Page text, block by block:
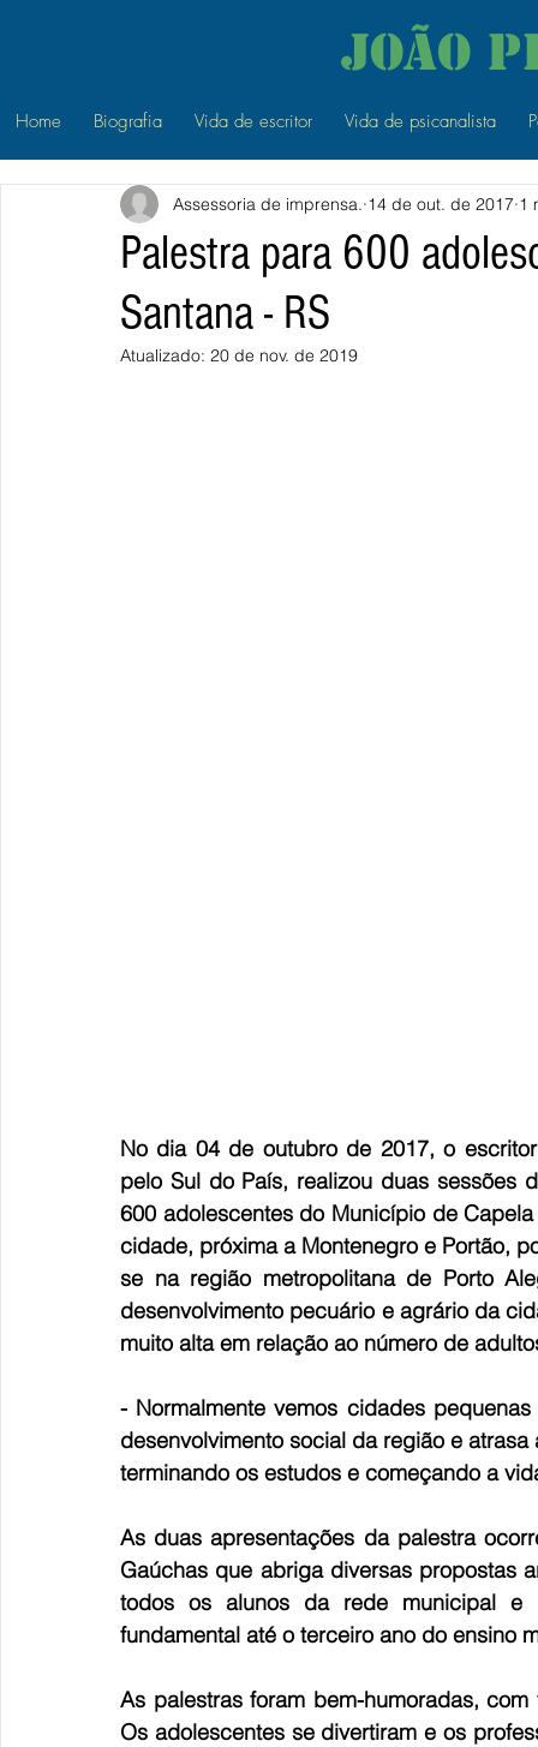
João
Home Biografia Vida de escritor Vida de psicanalista
Palestra para 600
Santana - RS
Assessoria de imprensa. 14 de out. de 2017 1
Atualizado: 20 de nov. de 2019
No dia 04 de outubro de 2017, o
pelo Sul do País, realizou duas sessões
600 adolescentes do Município de
cidade, próxima a Montenegro e Portão,
se na região metropolitana de Porto
desenvolvimento pecuário e agrário da
muito alta em relação ao número de
- Normalmente vemos cidades
desenvolvimento social da região e
terminando os estudos e começando a
As duas apresentações da palestra
Gaúchas que abriga diversas propostas
todos os alunos da rede municipal
fundamental até o terceiro ano do ensino
As palestras foram bem-humoradas,
Os adolescentes se divertiram e os